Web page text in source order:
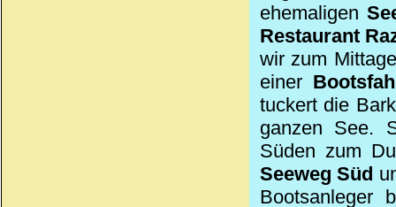
ehemaligen
Restaurant
wir zum
einer
tuckert die
ganzen See.
Süden zum
Seeweg Süd
Bootsanleger